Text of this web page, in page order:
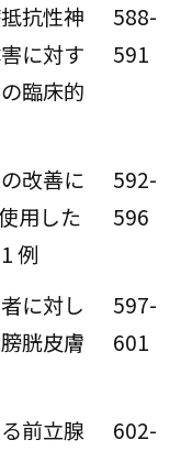
抗性神
に対す
臨床的
588-
591
改善に
用した
例
592-
596
に対し
胱皮膚
597-
601
前立腺
602-